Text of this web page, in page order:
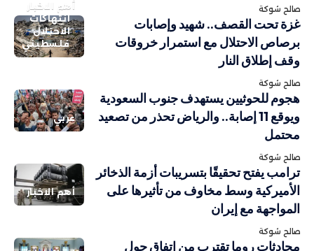
صالح شوكة
أهم الاخبار
انتهاكات
الاحتلال
فلسطيني
غزة تحت القصف.. شهيد وإصابات
برصاص الاحتلال مع استمرار خروقات
وقف إطلاق النار
صالح شوكة
عربي
هجوم للحوثيين يستهدف جنوب السعودية
ويوقع 11 إصابة.. والرياض تحذر من تصعيد
محتمل
صالح شوكة
أهم الاخبار
ترامب يفتح تحقيقًا بتسريبات أزمة الذخائر
الأميركية وسط مخاوف من تأثيرها على
المواجهة مع إيران
صالح شوكة
محادثات روما تقترب من اتفاق حول